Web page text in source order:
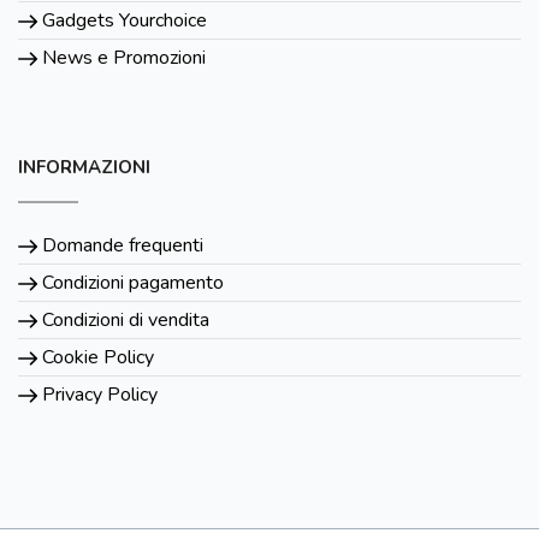
Gadgets Yourchoice
News e Promozioni
INFORMAZIONI
Domande frequenti
Condizioni pagamento
Condizioni di vendita
Cookie Policy
Privacy Policy